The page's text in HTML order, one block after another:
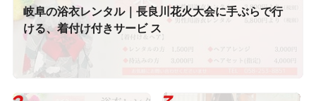
岐阜の浴衣レンタル｜長良川花火大会に手ぶらで行
ける、着付け付きサービ ス